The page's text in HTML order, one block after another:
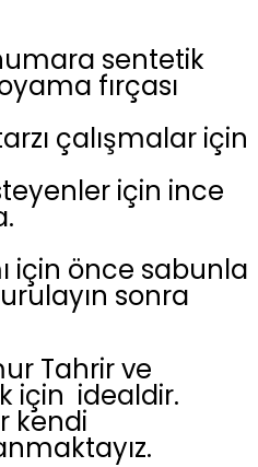
sentetik
fırçası
çalışmalar için
için ince
için önce sabunla
sonra
Tahrir ve
için idealdir.
kendi